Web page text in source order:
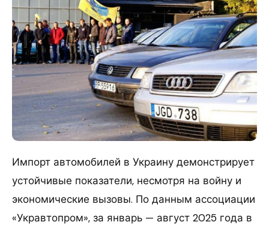
Импорт автомобилей в Украину демонстрирует
устойчивые показатели, несмотря на войну и
экономические вызовы. По данным ассоциации
«Укравтопром», за январь — август 2025 года в